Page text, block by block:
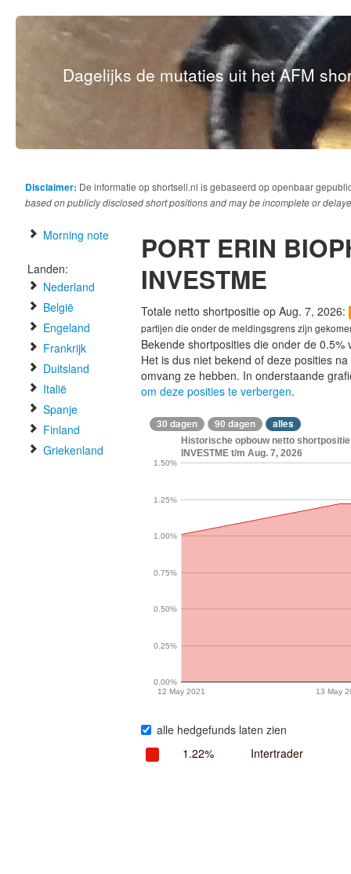
Dagelijks de mutaties uit het AFM
Disclaimer: De informatie op shortsell.nl is gebaseerd op openbaar
based on publicly disclosed short positions and may be incomplete or
Morning note
Landen:
Nederland
België
Engeland
Frankrijk
Duitsland
Italië
Spanje
Finland
Griekenland
PORT ERIN
INVESTME
Totale netto shortpositie op Aug. 7, 2026:
partijen die onder de meldingsgrens zijn
Bekende shortposities die onder de
Het is dus niet bekend of deze posities
omvang ze hebben. In onderstaande
om deze posities te verbergen.
30 dagen 90 dagen alles
Historische opbouw netto
INVESTME t/m Aug. 7, 2026
12 May 2021 13 May
0.00%
0.25%
0.50%
0.75%
1.00%
1.25%
1.50%
alle hedgefunds laten zien
1.22%
Intertrader